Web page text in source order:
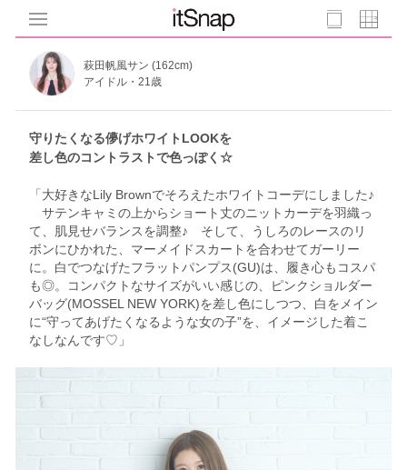
萩田帆風サン (162cm)
アイドル・21歳
守りたくなる儚げホワイトLOOKを
差し色のコントラストで色っぽく☆
「大好きなLily Brownでそろえたホワイトコーデにしました♪
サテンキャミの上からショート丈のニットカーデを羽織っ
て、肌見せバランスを調整♪ そして、うしろのレースのリ
ボンにひかれた、マーメイドスカートを合わせてガーリー
に。白でつなげたフラットパンプス(GU)は、履き心もコスパ
も◎。コンパクトなサイズがいい感じの、ピンクショルダー
バッグ(MOSSEL NEW YORK)を差し色にしつつ、白をメイン
に“守ってあげたくなるような女の子”を、イメージした着こ
なしなんです♡」